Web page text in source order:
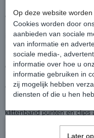
een warme therapeutische
De Ionic Therapy deken
infraroodtechnologie die
meer comfort en sneller
De keramische voering
deze terug als milde
Dit bevordert de algehele
ontstekingen te
klittenband punten en clips
Op deze website
Cookies worden door
aanbieden van sociale
van informatie en
sociale media-,
informatie over hoe u
informatie gebruiken in
zij mogelijk hebben
diensten of die u hen
Later